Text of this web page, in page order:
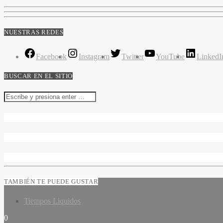
NUESTRAS REDES
Facebook Instagram Twitter YouTube
BUSCAR EN EL SITIO
TAMBIÉN TE PUEDE GUSTAR
Tiempos Liquidos
0